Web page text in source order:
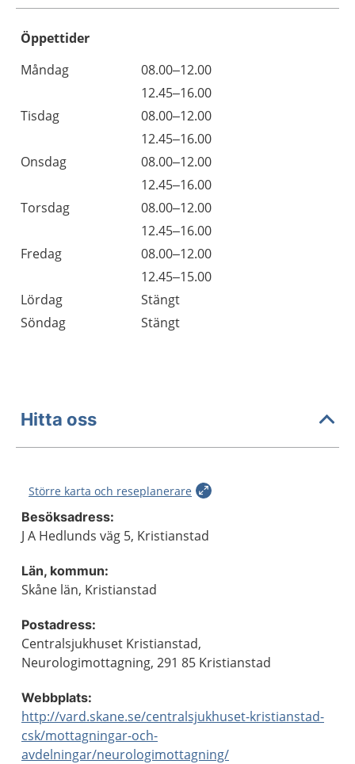
Öppettider
Dag
Öppettider
Kommentarer
Måndag
08.00–12.00
12.45–16.00
Tisdag
08.00–12.00
12.45–16.00
Onsdag
08.00–12.00
12.45–16.00
Torsdag
08.00–12.00
12.45–16.00
Fredag
08.00–12.00
12.45–15.00
Lördag
Stängt
Söndag
Stängt
Hitta oss
Större karta och reseplanerare
Besöksadress:
J A Hedlunds väg 5, Kristianstad
Län, kommun:
Skåne län, Kristianstad
Postadress:
Centralsjukhuset Kristianstad,
Neurologimottagning, 291 85 Kristianstad
Webbplats:
http://vard.skane.se/centralsjukhuset-kristianstad-
csk/mottagningar-och-
avdelningar/neurologimottagning/